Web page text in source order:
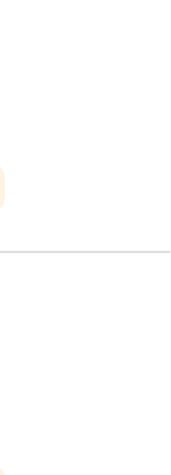
イラストはスペシャルサンクスプランでの公開に変更されます